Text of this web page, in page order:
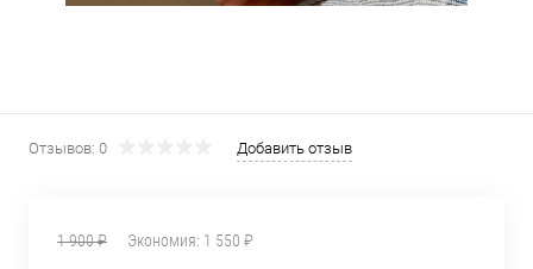
Отзывов: 0 Добавить отзыв
1 900 ₽ Экономия: 1 550 ₽